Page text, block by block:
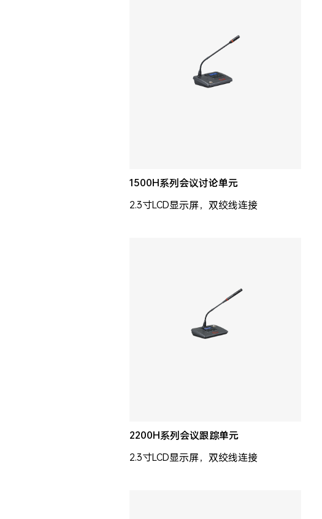
1500H系列会议讨论单元
2.3寸LCD显示屏，双绞线连接
2200H系列会议跟踪单元
2.3寸LCD显示屏，双绞线连接